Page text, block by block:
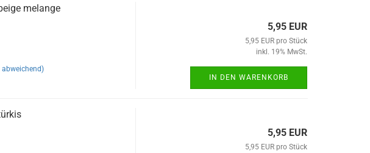
melange
5,95 EUR
5,95 EUR pro Stück
inkl. 19% MwSt.
IN DEN WARENKORB
5,95 EUR
5,95 EUR pro Stück